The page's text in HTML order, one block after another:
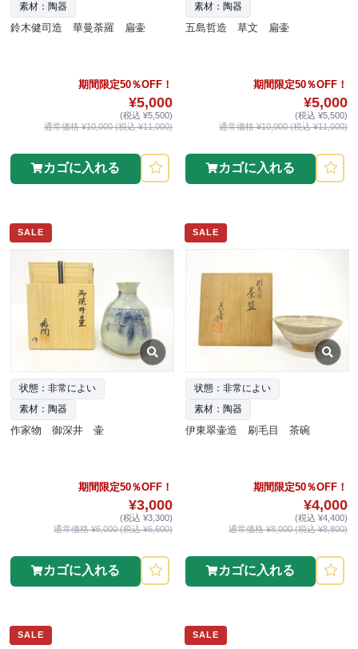
素材：陶器
鈴木健司造 華曼荼羅 扁壷
期間限定50％OFF！
¥5,000
(税込 ¥5,500)
通常価格 ¥10,000 (税込 ¥11,000)
カゴに入れる
素材：陶器
五島哲造 草文 扁壷
期間限定50％OFF！
¥5,000
(税込 ¥5,500)
通常価格 ¥10,000 (税込 ¥11,000)
カゴに入れる
SALE
状態：非常によい
素材：陶器
作家物 御深井 壷
期間限定50％OFF！
¥3,000
(税込 ¥3,300)
通常価格 ¥6,000 (税込 ¥6,600)
カゴに入れる
SALE
状態：非常によい
素材：陶器
伊東翠壷造 刷毛目 茶碗
期間限定50％OFF！
¥4,000
(税込 ¥4,400)
通常価格 ¥8,000 (税込 ¥8,800)
カゴに入れる
SALE SALE